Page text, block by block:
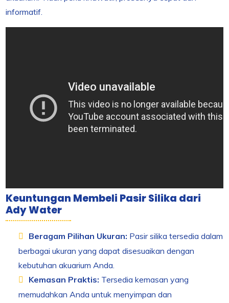
informatif.
Keuntungan Membeli Pasir Silika dari
Ady Water
Beragam Pilihan Ukuran: Pasir silika tersedia dalam
berbagai ukuran yang dapat disesuaikan dengan
kebutuhan akuarium Anda.
Kemasan Praktis: Tersedia kemasan yang
memudahkan Anda untuk menyimpan dan